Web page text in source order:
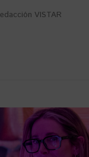
VISTAR